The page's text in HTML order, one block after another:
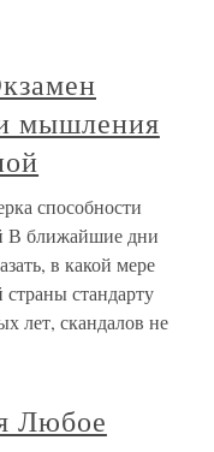
мышления
способности
В ближайшие дни
в какой мере
стандарту
лет, скандалов не
Любое